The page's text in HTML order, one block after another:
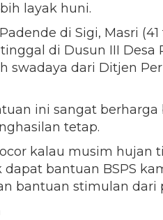
layak huni.
di Sigi, Masri
di Dusun III
swadaya dari Ditjen
ini sangat
tetap.
kalau musim hujan
dapat bantuan BSPS
bantuan stimulan dari